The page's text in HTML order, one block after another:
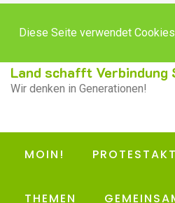
Land schafft Verbindung
Wir denken in Generationen!
MOIN!
THEMEN
Diese Seite verwendet